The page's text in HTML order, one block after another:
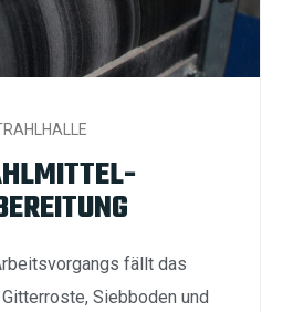
fällt das
Siebboden und